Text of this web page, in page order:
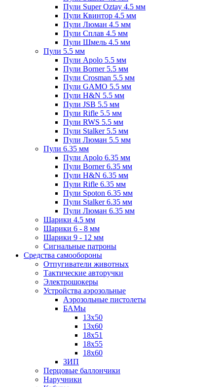
Пули Super Oztay 4.5 мм
Пули Квинтор 4.5 мм
Пули Люман 4.5 мм
Пули Сплав 4.5 мм
Пули Шмель 4.5 мм
Пули 5.5 мм
Пули Apolo 5.5 мм
Пули Borner 5.5 мм
Пули Crosman 5.5 мм
Пули GAMO 5.5 мм
Пули H&N 5.5 мм
Пули JSB 5.5 мм
Пули Rifle 5.5 мм
Пули RWS 5.5 мм
Пули Stalker 5.5 мм
Пули Люман 5.5 мм
Пули 6.35 мм
Пули Apolo 6.35 мм
Пули Borner 6.35 мм
Пули H&N 6.35 мм
Пули Rifle 6.35 мм
Пули Spoton 6.35 мм
Пули Stalker 6.35 мм
Пули Люман 6.35 мм
Шарики 4.5 мм
Шарики 6 - 8 мм
Шарики 9 - 12 мм
Сигнальные патроны
Средства самообороны
Отпугиватели животных
Тактические авторучки
Электрошокеры
Устройства аэрозольные
Аэрозольные пистолеты
БАМы
13х50
13х60
18х51
18х55
18х60
ЗИП
Перцовые баллончики
Наручники